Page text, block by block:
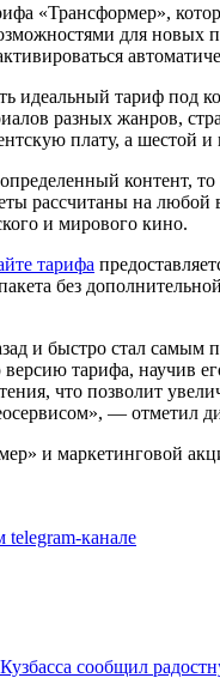
«Трансформер»,
для новых
идеальный тариф под
разных жанров,
плату, а шестой
контент,
рассчитаны на любой
и мирового кино.
тарифа
без
и быстро стал
тарифа, научив
что позволит
— отметил
и маркетинговой
telegram-канале